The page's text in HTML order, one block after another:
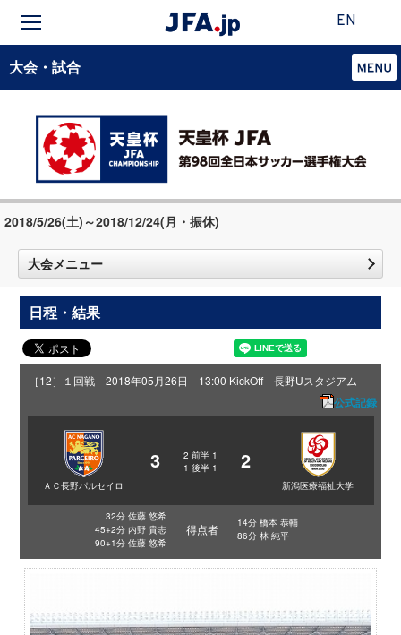
EN
大会・試合
2018/5/26(土)～2018/12/24(月・振休)
大会メニュー
日程・結果
［12］１回戦 2018年05月26日 13:00 KickOff 長野Uスタジアム
公式記録
ＡＣ長野パルセイロ
3 2 前半 1
1 後半 1 2
新潟医療福祉大学
32分 佐藤 悠希
45+2分 内野 貴志
90+1分 佐藤 悠希
得点者
14分 橋本 恭輔
86分 林 純平